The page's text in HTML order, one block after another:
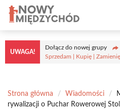
Przejdź
treści
UWAGA!
Dołącz do nowej grupy
Sprzedam | Kupię |
Strona główna / Wiadomości /
rywalizacji o Puchar Rowerowej